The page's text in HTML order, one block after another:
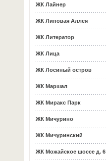
ЖК Лайнер
ЖК Липовая Аллея
ЖК Литератор
ЖК Лица
ЖК Лосиный остров
ЖК Маршал
ЖК Миракс Парк
ЖК Мичурино
ЖК Мичуринский
ЖК Можайское шоссе д. 6